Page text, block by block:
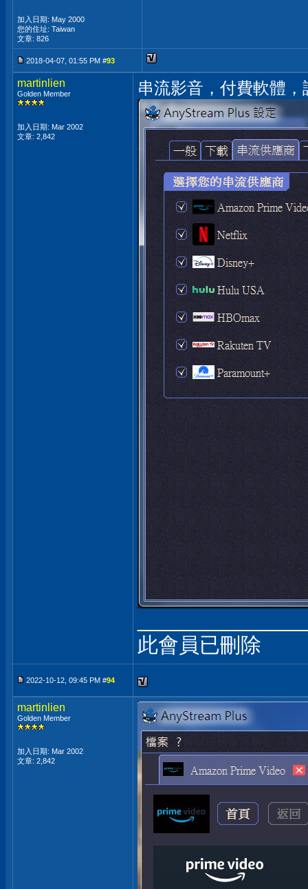
加入日期: May 2000
您的住址: Taiwan
文章: 826
2018-04-07, 01:55 PM #93
martinlien
Golden Member
加入日期: Mar 2002
文章: 2,842
串流影音，付費軟體
此會員已刪除
2022-10-12, 09:45 PM #94
martinlien
Golden Member
加入日期: Mar 2002
文章: 2,842